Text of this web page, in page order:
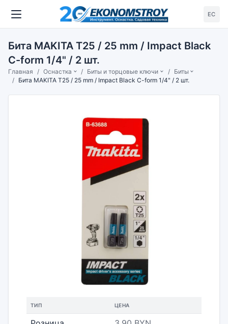
ЕС
Бита MAKITA T25 / 25 mm / Impact Black
C-form 1/4" / 2 шт.
Главная Оснастка Биты и торцовые ключи
Биты
Бита MAKITA T25 / 25 mm / Impact Black C-form 1/4" / 2 шт.
ТИП ЦЕНА